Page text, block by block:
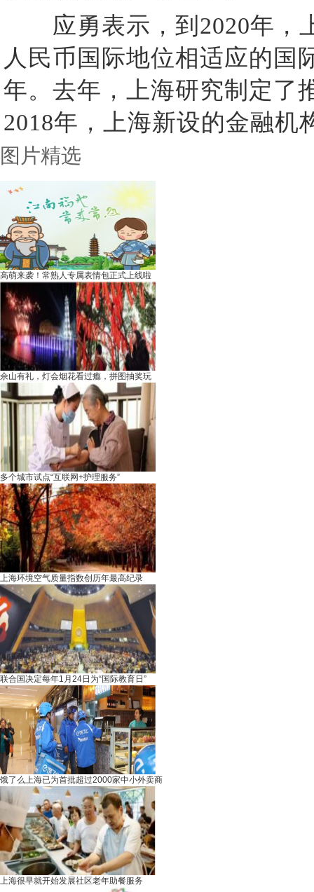
应勇表示，到2020年，
人民币国际地位相适应的国
年。去年，上海研究制定了
2018年，上海新设的金融机
图片精选
高萌来袭！常熟人专属表情包正式上线啦
佘山有礼，灯会烟花看过瘾，拼图抽奖玩
多个城市试点“互联网+护理服务”
上海环境空气质量指数创历年最高纪录
联合国决定每年1月24日为“国际教育日”
饿了么上海已为首批超过2000家中小外卖商
上海很早就开始发展社区老年助餐服务